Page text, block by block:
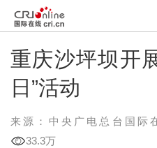
重庆沙坪坝开
日”活动
来源：中央广电总台国际
33.3万